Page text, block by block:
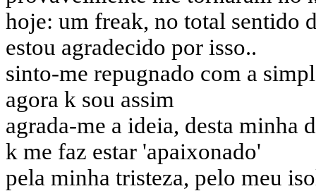
hoje: um freak, no total sentido
estou agradecido por isso..
sinto-me repugnado com a
agora k sou assim
agrada-me a ideia, desta minha
k me faz estar 'apaixonado'
pela minha tristeza, pelo meu